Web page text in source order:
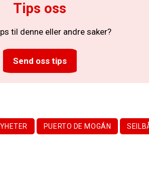
Tips oss
til denne eller andre saker?
Send oss tips
PUERTO DE MOGÁN